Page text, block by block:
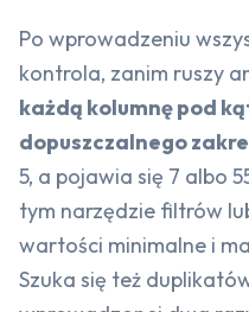
Po wprowadzeniu
kontrola, zanim ruszy
każdą kolumnę pod
dopuszczalnego
5, a pojawia się 7 albo
tym narzędzie filtrów
wartości minimalne i
Szuka się też